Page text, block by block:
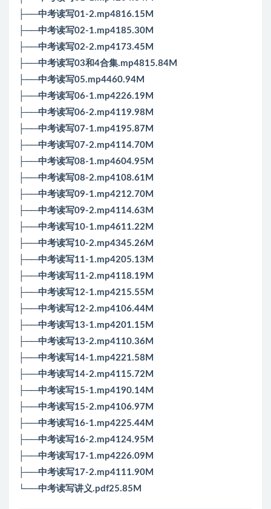
├──中考读写01-2.mp4816.15M
├──中考读写02-1.mp4185.30M
├──中考读写02-2.mp4173.45M
├──中考读写03和4合集.mp4815.84M
├──中考读写05.mp4460.94M
├──中考读写06-1.mp4226.19M
├──中考读写06-2.mp4119.98M
├──中考读写07-1.mp4195.87M
├──中考读写07-2.mp4114.70M
├──中考读写08-1.mp4604.95M
├──中考读写08-2.mp4108.61M
├──中考读写09-1.mp4212.70M
├──中考读写09-2.mp4114.63M
├──中考读写10-1.mp4611.22M
├──中考读写10-2.mp4345.26M
├──中考读写11-1.mp4205.13M
├──中考读写11-2.mp4118.19M
├──中考读写12-1.mp4215.55M
├──中考读写12-2.mp4106.44M
├──中考读写13-1.mp4201.15M
├──中考读写13-2.mp4110.36M
├──中考读写14-1.mp4221.58M
├──中考读写14-2.mp4115.72M
├──中考读写15-1.mp4190.14M
├──中考读写15-2.mp4106.97M
├──中考读写16-1.mp4225.44M
├──中考读写16-2.mp4124.95M
├──中考读写17-1.mp4226.09M
├──中考读写17-2.mp4111.90M
└──中考读写讲义.pdf25.85M